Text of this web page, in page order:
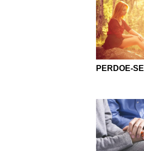
PERDOE-SE